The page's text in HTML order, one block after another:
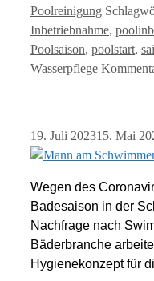
Poolreinigung
Inbetriebnahme,
Poolsaison, poolstart,
Wasserpflege
19. Juli 202315. Mai
Wegen des
Badesaison in der
Nachfrage nach
Bäderbranche
Hygienekonzept für